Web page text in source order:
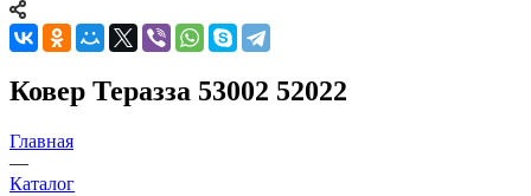
Ковер Теразза 53002 52022
Главная
—
Каталог